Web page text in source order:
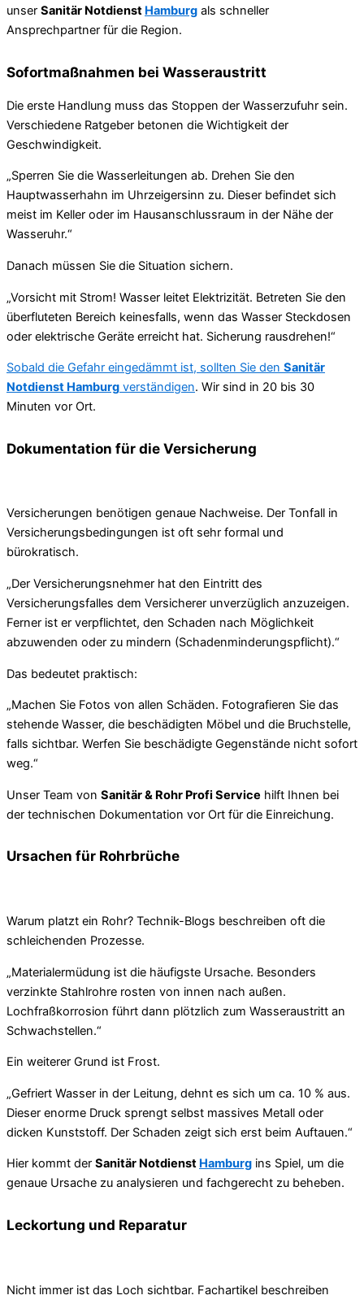
unser Sanitär Notdienst Hamburg als schneller
Ansprechpartner für die Region.
Sofortmaßnahmen bei Wasseraustritt
Die erste Handlung muss das Stoppen der Wasserzufuhr sein.
Verschiedene Ratgeber betonen die Wichtigkeit der
Geschwindigkeit.
„Sperren Sie die Wasserleitungen ab. Drehen Sie den
Hauptwasserhahn im Uhrzeigersinn zu. Dieser befindet sich
meist im Keller oder im Hausanschlussraum in der Nähe der
Wasseruhr.“
Danach müssen Sie die Situation sichern.
„Vorsicht mit Strom! Wasser leitet Elektrizität. Betreten Sie den
überfluteten Bereich keinesfalls, wenn das Wasser Steckdosen
oder elektrische Geräte erreicht hat. Sicherung rausdrehen!“
Sobald die Gefahr eingedämmt ist, sollten Sie den Sanitär
Notdienst Hamburg verständigen. Wir sind in 20 bis 30
Minuten vor Ort.
Dokumentation für die Versicherung
Versicherungen benötigen genaue Nachweise. Der Tonfall in
Versicherungsbedingungen ist oft sehr formal und
bürokratisch.
„Der Versicherungsnehmer hat den Eintritt des
Versicherungsfalles dem Versicherer unverzüglich anzuzeigen.
Ferner ist er verpflichtet, den Schaden nach Möglichkeit
abzuwenden oder zu mindern (Schadenminderungspflicht).“
Das bedeutet praktisch:
„Machen Sie Fotos von allen Schäden. Fotografieren Sie das
stehende Wasser, die beschädigten Möbel und die Bruchstelle,
falls sichtbar. Werfen Sie beschädigte Gegenstände nicht sofort
weg.“
Unser Team von Sanitär & Rohr Profi Service hilft Ihnen bei
der technischen Dokumentation vor Ort für die Einreichung.
Ursachen für Rohrbrüche
Warum platzt ein Rohr? Technik-Blogs beschreiben oft die
schleichenden Prozesse.
„Materialermüdung ist die häufigste Ursache. Besonders
verzinkte Stahlrohre rosten von innen nach außen.
Lochfraßkorrosion führt dann plötzlich zum Wasseraustritt an
Schwachstellen.“
Ein weiterer Grund ist Frost.
„Gefriert Wasser in der Leitung, dehnt es sich um ca. 10 % aus.
Dieser enorme Druck sprengt selbst massives Metall oder
dicken Kunststoff. Der Schaden zeigt sich erst beim Auftauen.“
Hier kommt der Sanitär Notdienst Hamburg ins Spiel, um die
genaue Ursache zu analysieren und fachgerecht zu beheben.
Leckortung und Reparatur
Nicht immer ist das Loch sichtbar. Fachartikel beschreiben